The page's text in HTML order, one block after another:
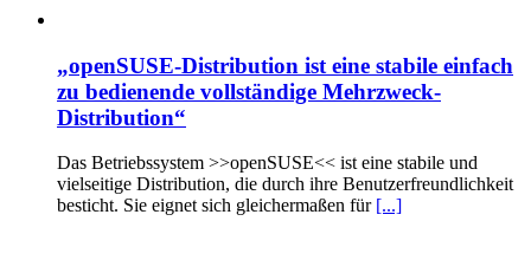
„openSUSE-Distribution ist eine stabile einfach
zu bedienende vollständige Mehrzweck-
Distribution“
Das Betriebssystem >>openSUSE<< ist eine stabile und
vielseitige Distribution, die durch ihre Benutzerfreundlichkeit
besticht. Sie eignet sich gleichermaßen für [...]